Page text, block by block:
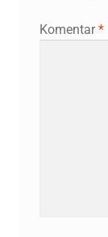
Komentar*